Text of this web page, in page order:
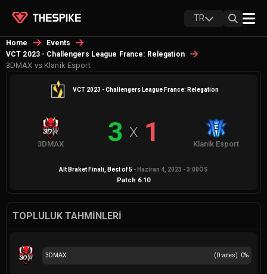
TR
Home
Events
VCT 2023 - Challengers League France: Relegation
3DMAX vs Klanik Esport
VCT 2023 - Challengers League France: Relegation
3DMAX 3 X 1 Klanik Esport
Alt Braket Finali , Best of5 - Haziran 4, 2023 - 3:00ÖS
Patch 6.10
TOPLULUK TAHMINLERI
(0votes) 0%
3DMAX